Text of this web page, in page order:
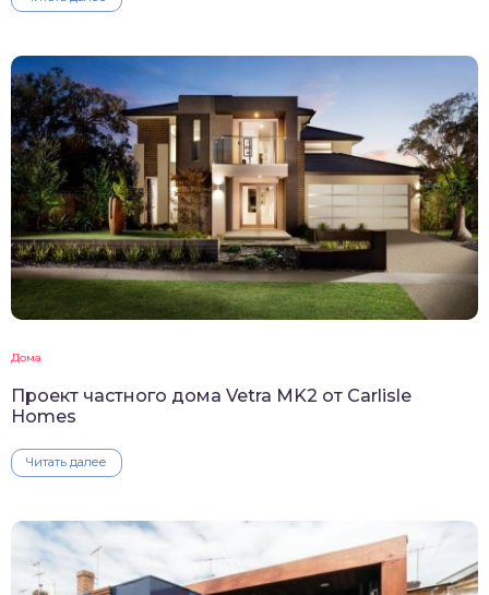
Дома
Проект частного дома Vetra MK2 от Carlisle
Homes
Читать далее